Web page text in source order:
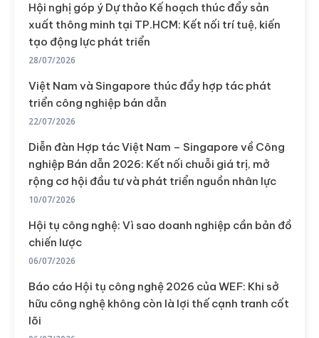
Hội nghị góp ý Dự thảo Kế hoạch thúc đẩy sản
xuất thông minh tại TP.HCM: Kết nối trí tuệ, kiến
tạo động lực phát triển
28/07/2026
Việt Nam và Singapore thúc đẩy hợp tác phát
triển công nghiệp bán dẫn
22/07/2026
Diễn đàn Hợp tác Việt Nam – Singapore về Công
nghiệp Bán dẫn 2026: Kết nối chuỗi giá trị, mở
rộng cơ hội đầu tư và phát triển nguồn nhân lực
10/07/2026
Hội tụ công nghệ: Vì sao doanh nghiệp cần bản đồ
chiến lược
06/07/2026
Báo cáo Hội tụ công nghệ 2026 của WEF: Khi sở
hữu công nghệ không còn là lợi thế cạnh tranh cốt
lõi